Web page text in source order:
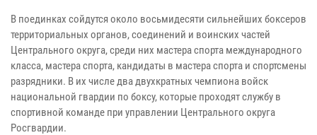
В поединках сойдутся около восьмидесяти сильнейших боксеров
территориальных органов, соединений и воинских частей
Центрального округа, среди них мастера спорта международного
класса, мастера спорта, кандидаты в мастера спорта и спортсмены
разрядники. В их числе два двухкратных чемпиона войск
национальной гвардии по боксу, которые проходят службу в
спортивной команде при управлении Центрального округа
Росгвардии.